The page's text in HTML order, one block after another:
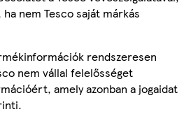
nem Tesco saját márkás
rendszeresen
nem vállal felelősséget
amely azonban a jogaidat